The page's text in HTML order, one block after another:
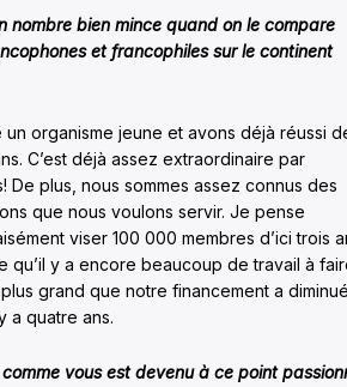
nombre bien mince quand on le compare
et francophiles sur le continent
un organisme jeune et avons déjà réussi
C’est déjà assez extraordinaire par
De plus, nous sommes assez connus des
que nous voulons servir. Je pense
viser 100 000 membres d’ici trois
qu’il y a encore beaucoup de travail à
grand que notre financement a
a quatre ans.
vous est devenu à ce point